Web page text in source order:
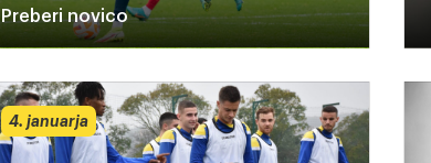
Preberi novico
4. januarja